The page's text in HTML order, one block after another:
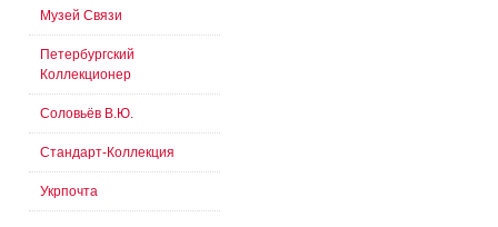
Музей Связи
Петербургский
Коллекционер
Соловьёв В.Ю.
Стандарт-Коллекция
Укрпочта